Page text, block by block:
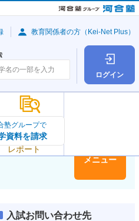
ログイン
大学の今
トピック＆
レポート
教育関係者の方（Kei-Net Plus）
塾グループで
資料を請求
メニュー
入試お問い合わせ先